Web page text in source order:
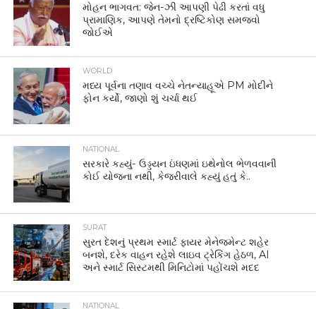
મોહન ભાગવત: જેન-ઝી આપણી પેઢી કરતાં વધુ
પ્રામાણિક, આપણે તેમનો દ્રષ્ટિકોણ સમજવો
જોઈએ
WORLD
મધ્ય પૂર્વના તણાવ વચ્ચે નેતન્યાહૂએ PM મોદીને
ફોન કર્યો, જાણો શું ચર્ચા થઈ
NATIONAL
સરકારે કહ્યું- ઉડ્ડયન ઇંધણમાં ઇથેનોલ ભેળવવાની
કોઈ યોજના નથી, કેજરીવાલે કહ્યું હતું કે..
SURAT
સુરત દેશનું પ્રથમ સ્માર્ટ ફાયર મેનેજમેન્ટ શહેર
બનશે, દરેક વાહન રહેશે લાઇવ ટ્રેકિંગ હેઠળ, AI
અને સ્માર્ટ સિસ્ટમથી મિનિટોમાં પહોંચશે મદદ
NATIONAL